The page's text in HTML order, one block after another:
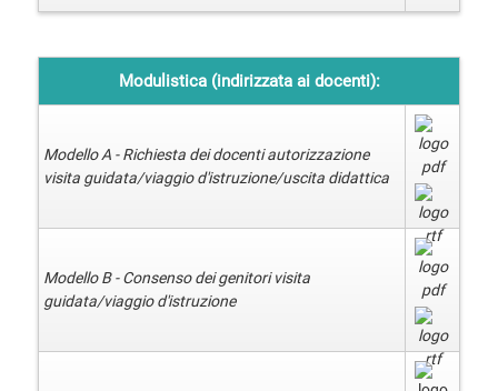
Modulistica (indirizzata ai docenti):
Modello A - Richiesta dei docenti autorizzazione
visita guidata/viaggio d'istruzione/uscita didattica
Modello B - Consenso dei genitori visita
guidata/viaggio d'istruzione